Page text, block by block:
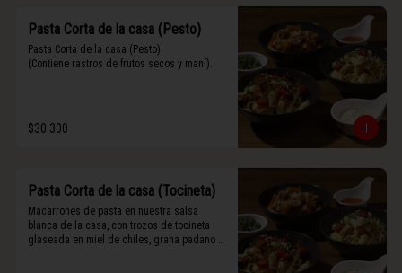
Pasta Corta de la casa (Pesto)
Pasta Corta de la casa (Pesto)
(Contiene rastros de frutos secos y maní).
$30.300
Pasta Corta de la casa (Tocineta)
Macarrones de pasta en nuestra salsa
blanca de la casa, con trozos de tocineta
glaseada en miel de chiles, grana padano y